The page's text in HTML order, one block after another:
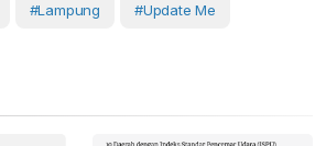
#Lampung #Update Me